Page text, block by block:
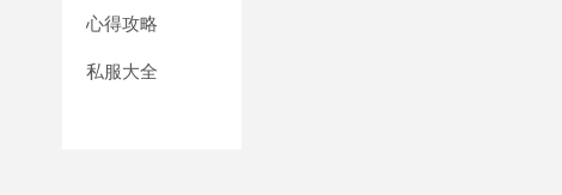
心得攻略
私服大全